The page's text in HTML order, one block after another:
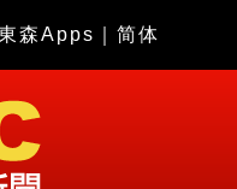
森Apps 简体